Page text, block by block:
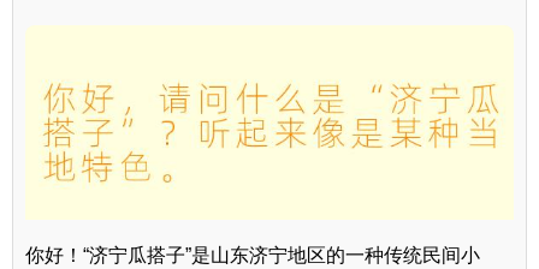
你好！“济宁瓜搭子”是山东济宁地区的一种传统民间小